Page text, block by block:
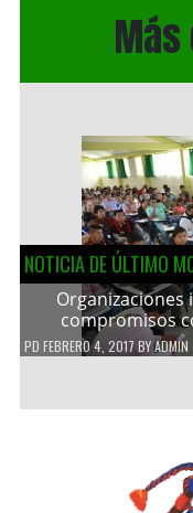
NOTICIA DE ÚLTIMO
Organizaciones
compromisos
PD FEBRERO 4, 2017 BYADMIN